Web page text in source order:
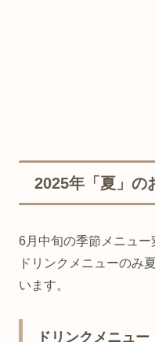
2025年「夏」の
6月中旬の季節メニュー
ドリンクメニューのみ
います。
ドリンクメニュー